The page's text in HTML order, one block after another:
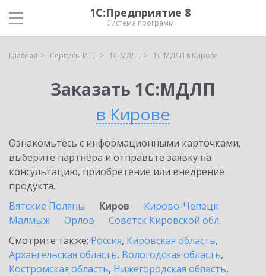
1С:Предприятие 8
Система программ
Главная Сервисы ИТС 1С:МДЛП 1С:МДЛП в Кирове
Заказать 1С:МДЛП
в Кирове
Ознакомьтесь с информационными карточками,
выберите партнёра и отправьте заявку на
консультацию, приобретение или внедрение
продукта.
Вятские Поляны
Киров
Кирово-Чепецк
Малмыж
Орлов
Советск Кировской обл.
Смотрите также: Россия, Кировская область,
Архангельская область, Вологодская область,
Костромская область, Нижегородская область,